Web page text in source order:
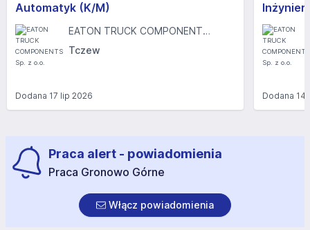
Automatyk (K/M)
EATON TRUCK COMPONENTS Sp. z o.o.
Tczew
Dodana 17 lip 2026
Inżynier
Dodana 14
Praca alert - powiadomienia
Praca Gronowo Górne
Włącz powiadomienia